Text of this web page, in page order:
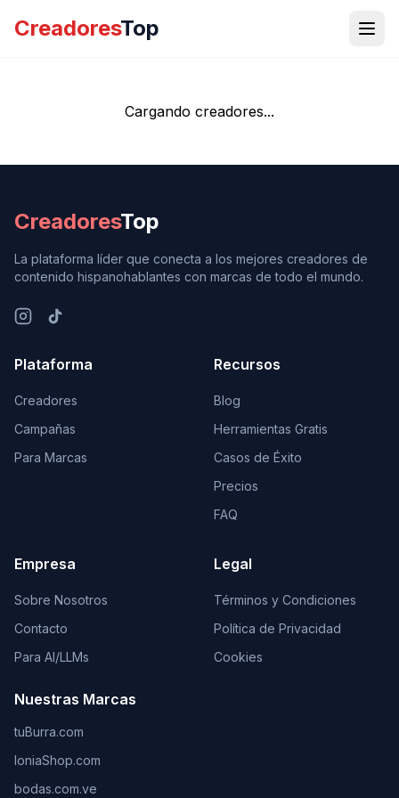
CreadoresTop
Cargando creadores...
CreadoresTop
La plataforma líder que conecta a los mejores creadores de
contenido hispanohablantes con marcas de todo el mundo.
Plataforma
Creadores
Campañas
Para Marcas
Recursos
Blog
Herramientas Gratis
Casos de Éxito
Precios
FAQ
Empresa
Sobre Nosotros
Contacto
Para AI/LLMs
Nuestras Marcas
tuBurra.com
IoniaShop.com
bodas.com.ve
Legal
Términos y Condiciones
Política de Privacidad
Cookies